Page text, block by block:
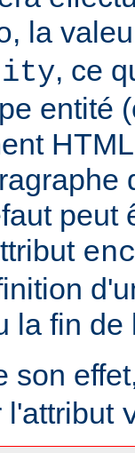
, la
, ce
entité
peut
la fin de
son
l'attribut